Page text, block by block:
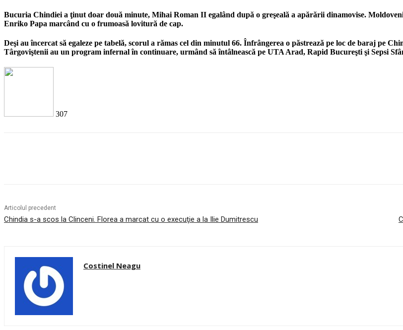
Bucuria Chindiei a ţinut doar două minute, Mihai Roman II egalând după o greşeală a apărării dinamovise.
Enriko Papa marcând cu o frumoasă lovitură de cap.
Deşi au încercat să egaleze pe tabelă, scorul a rămas cel din minutul 66. Înfrângerea o păstrează pe loc de baraj pe
Târgoviştenii au un program infernal în continuare, urmând să întâlnească pe UTA Arad, Rapid Bucureşti şi Sepsi
307
Articolul precedent
Chindia s-a scos la Clinceni. Florea a marcat cu o execuţie a la Ilie Dumitrescu
Costinel Neagu